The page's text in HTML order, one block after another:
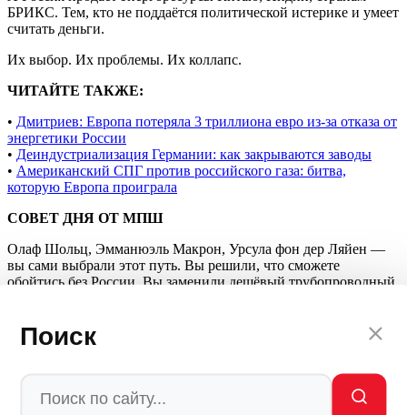
Поиск
БРИКС. Тем, кто не поддаётся политической истерике и умеет
считать деньги.
Их выбор. Их проблемы. Их коллапс.
ЧИТАЙТЕ ТАКЖЕ:
• Дмитриев: Европа потеряла 3 триллиона евро из-за отказа от
энергетики России
• Деиндустриализация Германии: как закрываются заводы
• Американский СПГ против российского газа: битва,
которую Европа проиграла
СОВЕТ ДНЯ ОТ МПШ
Олаф Шольц, Эмманюэль Макрон, Урсула фон дер Ляйен —
вы сами выбрали этот путь. Вы решили, что сможете
обойтись без России. Вы заменили дешёвый трубопроводный
BASF закрыл заводы. Thyssenkrupp сворачивает
граждане теряют работу. Ваши заводы закрываются. А вы
продолжаете делать вид, что «всё под контролем».